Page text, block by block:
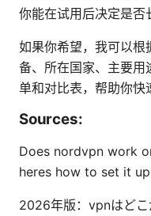
你能在试用后决定是否
如果你希望，我可以根
备、所在国家、主要
单和对比表，帮助你快
Sources:
Does nordvpn work
heres how to set it up
2026年版：vpnはど